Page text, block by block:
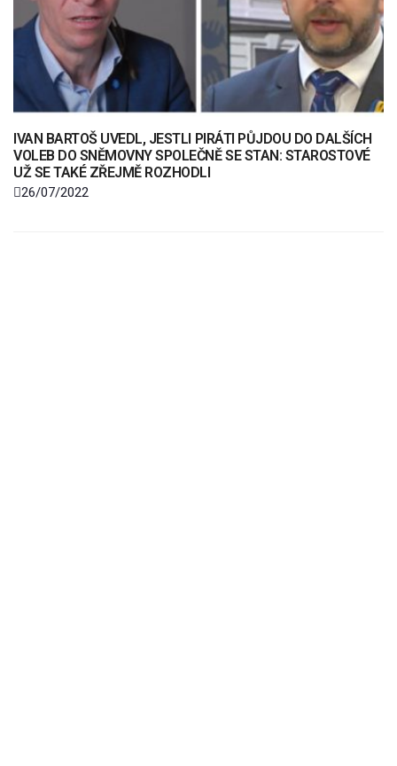
IVAN BARTOŠ UVEDL, JESTLI PIRÁTI PŮJDOU DO DALŠÍCH
VOLEB DO SNĚMOVNY SPOLEČNĚ SE STAN: STAROSTOVÉ
UŽ SE TAKÉ ZŘEJMĚ ROZHODLI
26/07/2022